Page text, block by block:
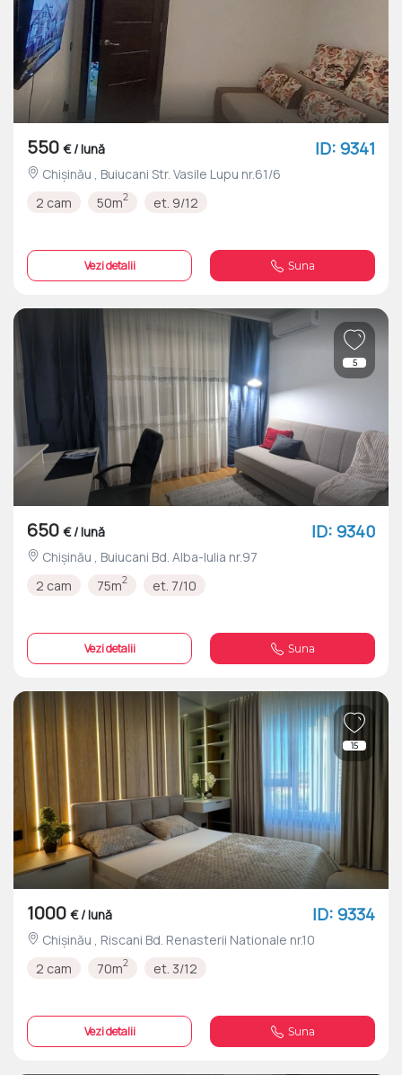
550 € / lună ID: 9341
Chișinău , Buiucani Str. Vasile Lupu nr.61/6
2 cam
50m2 et. 9/12
Vezi detalii Suna
5
650 € / lună ID: 9340
Chișinău , Buiucani Bd. Alba-Iulia nr.97
2 cam
75m2 et. 7/10
Vezi detalii Suna
15
1000 € / lună ID: 9334
Chișinău , Riscani Bd. Renasterii Nationale nr.10
2 cam
70m2 et. 3/12
Vezi detalii Suna